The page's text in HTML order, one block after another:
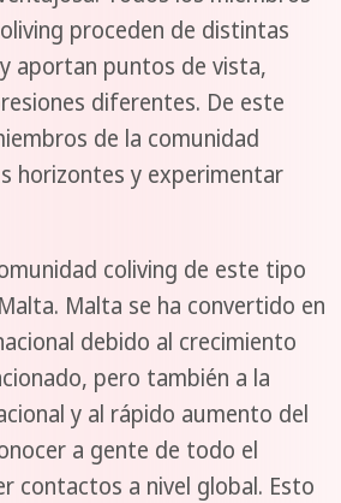
proceden de distintas
aportan puntos de vista,
diferentes. De este
de la comunidad
horizontes y experimentar
coliving de este tipo
Malta se ha convertido en
debido al crecimiento
pero también a la
y al rápido aumento del
a gente de todo el
contactos a nivel global. Esto